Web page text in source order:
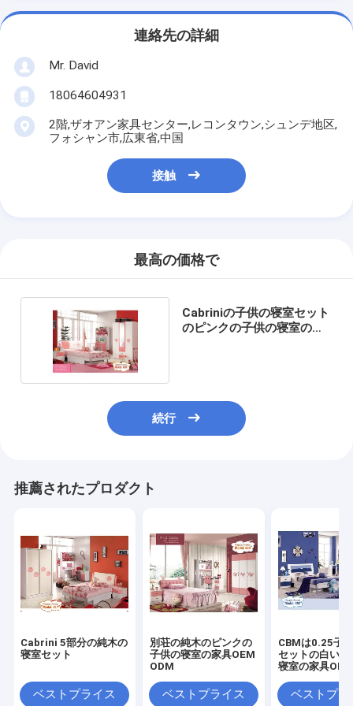
連絡先の詳細
Mr. David
18064604931
2階,ザオアン家具センター,レコンタウン,シュンデ地区,
フォシャン市,広東省,中国
接触
最高の価格で
Cabriniの子供の寝室セット
のピンクの子供の寝室の家
続行
推薦されたプロダクト
Cabrini 5部分の純木の
寝室セット
ベストプライス
別荘の純木のピンクの
子供の寝室の家具OEM
ODM
ベストプライス
CBMは0.25子
セットの白い男
寝室の家具
ベストプラ